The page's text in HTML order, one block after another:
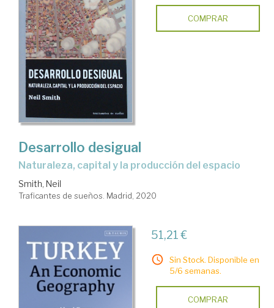
COMPRAR
Desarrollo desigual
naturaleza, capital y la producción del espacio
Smith, Neil
Traficantes de sueños. Madrid, 2020
51,21 €
Sin Stock. Disponible en
5/6 semanas.
COMPRAR